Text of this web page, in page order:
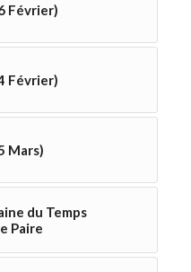
Février)
Février)
Mars)
du Temps
Paire